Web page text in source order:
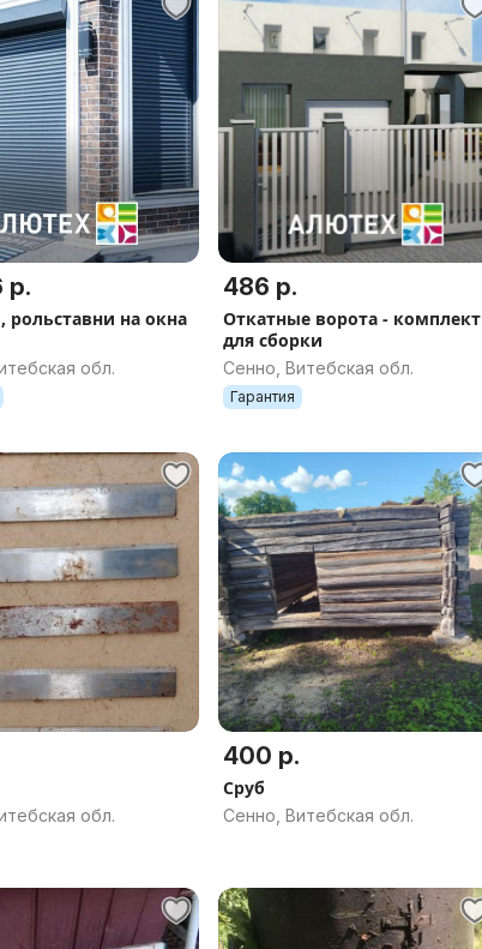
р.
рольставни на окна
обл.
486 р.
Откатные ворота - комплект
для сборки
Сенно, Витебская обл.
Гарантия
обл.
400 р.
Сруб
Сенно, Витебская обл.